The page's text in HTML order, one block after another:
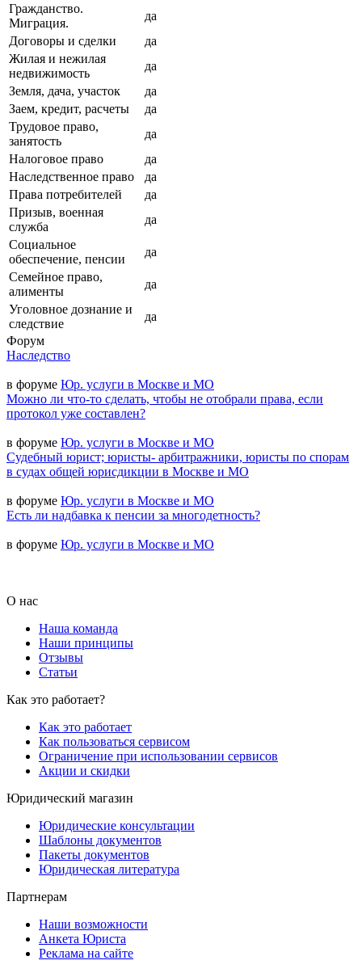
Гражданство.
Миграция.
да
Договоры и сделки
да
Жилая и нежилая
недвижимость
да
Земля, дача, участок
да
Заем, кредит, расчеты
да
Трудовое право,
занятость
да
Налоговое право
да
Наследственное право
да
Права потребителей
да
Призыв, военная
служба
да
Социальное
обеспечение, пенсии
да
Семейное право,
алименты
да
Уголовное дознание и
следствие
да
Форум
Наследство
в форуме Юр. услуги в Москве и МО
Можно ли что-то сделать, чтобы не отобрали права, если
протокол уже составлен?
в форуме Юр. услуги в Москве и МО
Судебный юрист; юристы- арбитражники, юристы по спорам
в судах общей юрисдикции в Москве и МО
в форуме Юр. услуги в Москве и МО
Есть ли надбавка к пенсии за многодетность?
в форуме Юр. услуги в Москве и МО
О нас
Наша команда
Наши принципы
Отзывы
Статьи
Как это работает?
Как это работает
Как пользоваться сервисом
Ограничение при использовании сервисов
Акции и скидки
Юридический магазин
Юридические консультации
Шаблоны документов
Пакеты документов
Юридическая литература
Партнерам
Наши возможности
Анкета Юриста
Реклама на сайте